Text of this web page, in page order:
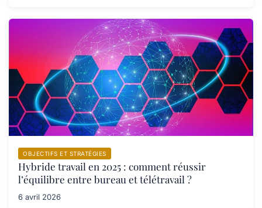
OBJECTIFS ET STRATÉGIES
Hybride travail en 2025 : comment réussir
l’équilibre entre bureau et télétravail ?
6 avril 2026